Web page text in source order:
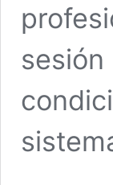
sesión